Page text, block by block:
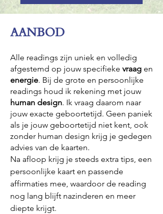
AANBOD
Alle readings zijn uniek en volledig
afgestemd op jouw specifieke vraag en
energie. Bij de grote en persoonlijke
readings houd ik rekening met jouw
human design. Ik vraag daarom naar
jouw exacte geboortetijd. Geen paniek
als je jouw geboortetijd niet kent, ook
zonder human design krijg je gedegen
advies van de kaarten.
Na afloop krijg je steeds extra tips, een
persoonlijke kaart en passende
affirmaties mee, waardoor de reading
nog lang blijft nazinderen en meer
diepte krijgt.